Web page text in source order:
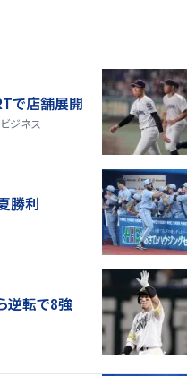
で店舗展開
ジネス
勝利
逆転で8強